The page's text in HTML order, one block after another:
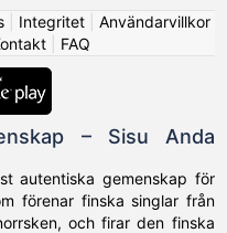
| Integritet| Användarvillkor
| FAQ
– Sisu Anda
autentiska gemenskap för
förenar finska singlar från
och firar den finska